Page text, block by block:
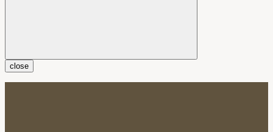
close